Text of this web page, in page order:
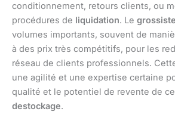
conditionnement, retours clients, ou
procédures de liquidation. Le grossiste
volumes importants, souvent de
à des prix très compétitifs, pour les
réseau de clients professionnels.
une agilité et une expertise certaine
qualité et le potentiel de revente de
destockage.